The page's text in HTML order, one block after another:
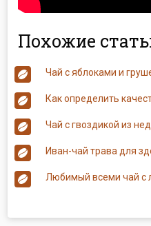
Похожие
Чай с яблоками и
Как определить
Чай с гвоздикой из
Иван-чай трава для
Любимый всеми чай с